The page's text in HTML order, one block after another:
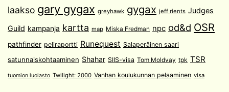
laakso gary gygax greyhawk gygax jeff rients Judges
Guild kampanja kartta map Miska Fredman npc od&d OSR
pathfinder peliraportti Runequest Salaperäinen saari
satunnaiskohtaaminen Shahar SIIS-visa Tom Moldvay tpk TSR
tuomion luolasto Twilight: 2000 Vanhan koulukunnan pelaaminen visa